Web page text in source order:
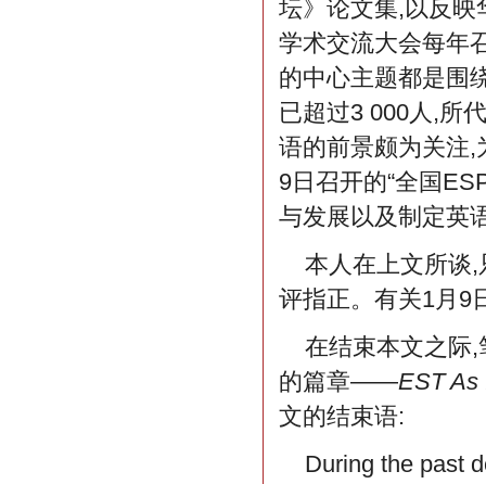
坛》论文集,以反映
学术交流大会每年
的中心主题都是围
已超过3 000人,所
语的前景颇为关注,
9日召开的“全国
与发展以及制定英
本人在上文所谈
评指正。有关1月9
在结束本文之际
的篇章——EST As
文的结束语:
During the past